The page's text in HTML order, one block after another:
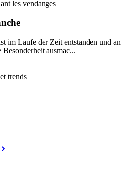
im Laufe der Zeit entstanden und an
ausmac...